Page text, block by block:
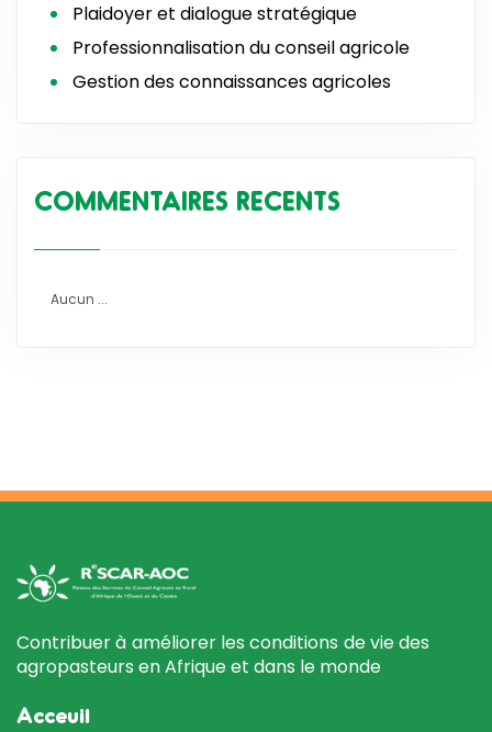
Plaidoyer et dialogue stratégique
Professionnalisation du conseil agricole
Gestion des connaissances agricoles
COMMENTAIRES RECENTS
Aucun ...
Contribuer à améliorer les conditions de vie des
agropasteurs en Afrique et dans le monde
Acceuil